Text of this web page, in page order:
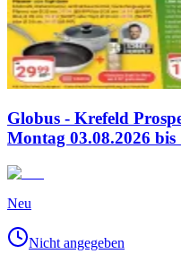
Globus - Krefeld
Montag 03.08.2026 bis
Neu
Nicht angegeben